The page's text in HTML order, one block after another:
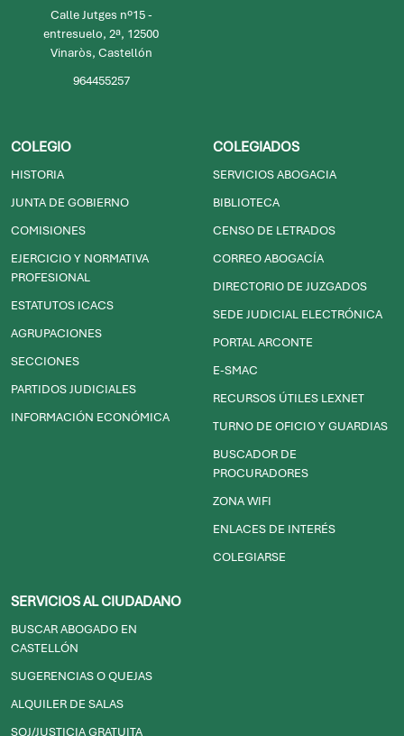
Calle Jutges nº15 -
entresuelo, 2ª, 12500
Vinaròs, Castellón
964455257
COLEGIO
HISTORIA
JUNTA DE GOBIERNO
COMISIONES
EJERCICIO Y NORMATIVA
PROFESIONAL
ESTATUTOS ICACS
AGRUPACIONES
SECCIONES
PARTIDOS JUDICIALES
INFORMACIÓN ECONÓMICA
COLEGIADOS
SERVICIOS ABOGACIA
BIBLIOTECA
CENSO DE LETRADOS
CORREO ABOGACÍA
DIRECTORIO DE JUZGADOS
SEDE JUDICIAL ELECTRÓNICA
PORTAL ARCONTE
E-SMAC
RECURSOS ÚTILES LEXNET
TURNO DE OFICIO Y GUARDIAS
BUSCADOR DE
PROCURADORES
ZONA WIFI
ENLACES DE INTERÉS
COLEGIARSE
SERVICIOS AL CIUDADANO
BUSCAR ABOGADO EN
CASTELLÓN
SUGERENCIAS O QUEJAS
ALQUILER DE SALAS
SOJ/JUSTICIA GRATUITA